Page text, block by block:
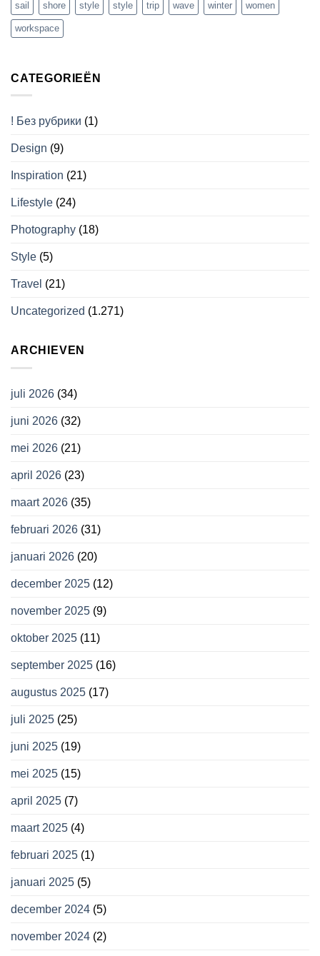
sail shore style style trip wave winter women
workspace
CATEGORIEËN
! Без рубрики (1)
Design (9)
Inspiration (21)
Lifestyle (24)
Photography (18)
Style (5)
Travel (21)
Uncategorized (1.271)
ARCHIEVEN
juli 2026 (34)
juni 2026 (32)
mei 2026 (21)
april 2026 (23)
maart 2026 (35)
februari 2026 (31)
januari 2026 (20)
december 2025 (12)
november 2025 (9)
oktober 2025 (11)
september 2025 (16)
augustus 2025 (17)
juli 2025 (25)
juni 2025 (19)
mei 2025 (15)
april 2025 (7)
maart 2025 (4)
februari 2025 (1)
januari 2025 (5)
december 2024 (5)
november 2024 (2)